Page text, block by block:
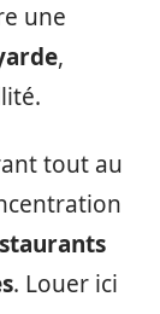
une
,
tout au
. Louer ici